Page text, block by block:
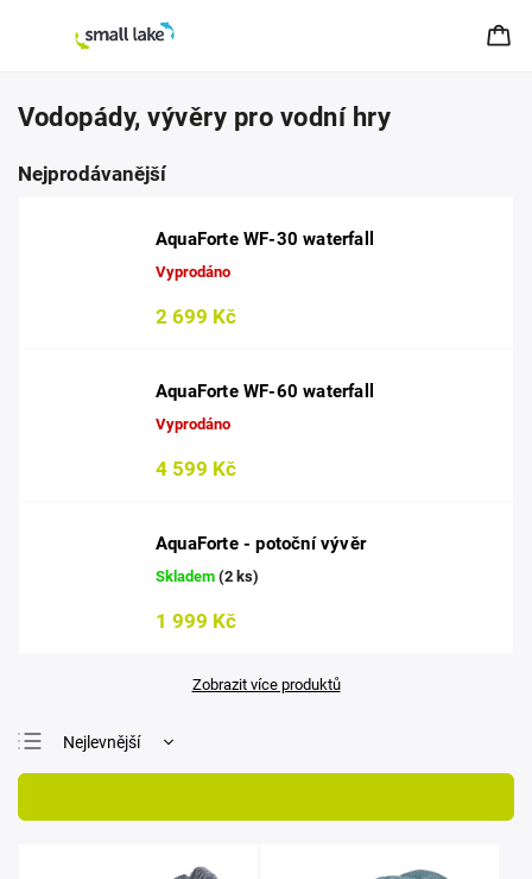
Vodopády, vývěry pro vodní hry
Nejprodávanější
AquaForte WF-30 waterfall
Vyprodáno
2 699 Kč
AquaForte WF-60 waterfall
Vyprodáno
4 599 Kč
AquaForte - potoční vývěr
Skladem (2 ks)
1 999 Kč
Zobrazit více produktů
Nejlevnější
Nejprodávanější